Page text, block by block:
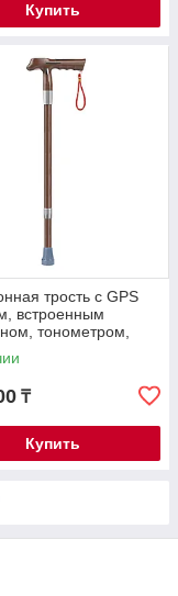
Купить
трость с GPS
встроенным
тонометром,
фонарем и др.
₸
Купить